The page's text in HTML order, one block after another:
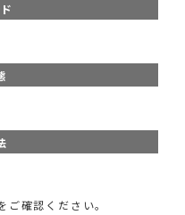
ご確認ください。